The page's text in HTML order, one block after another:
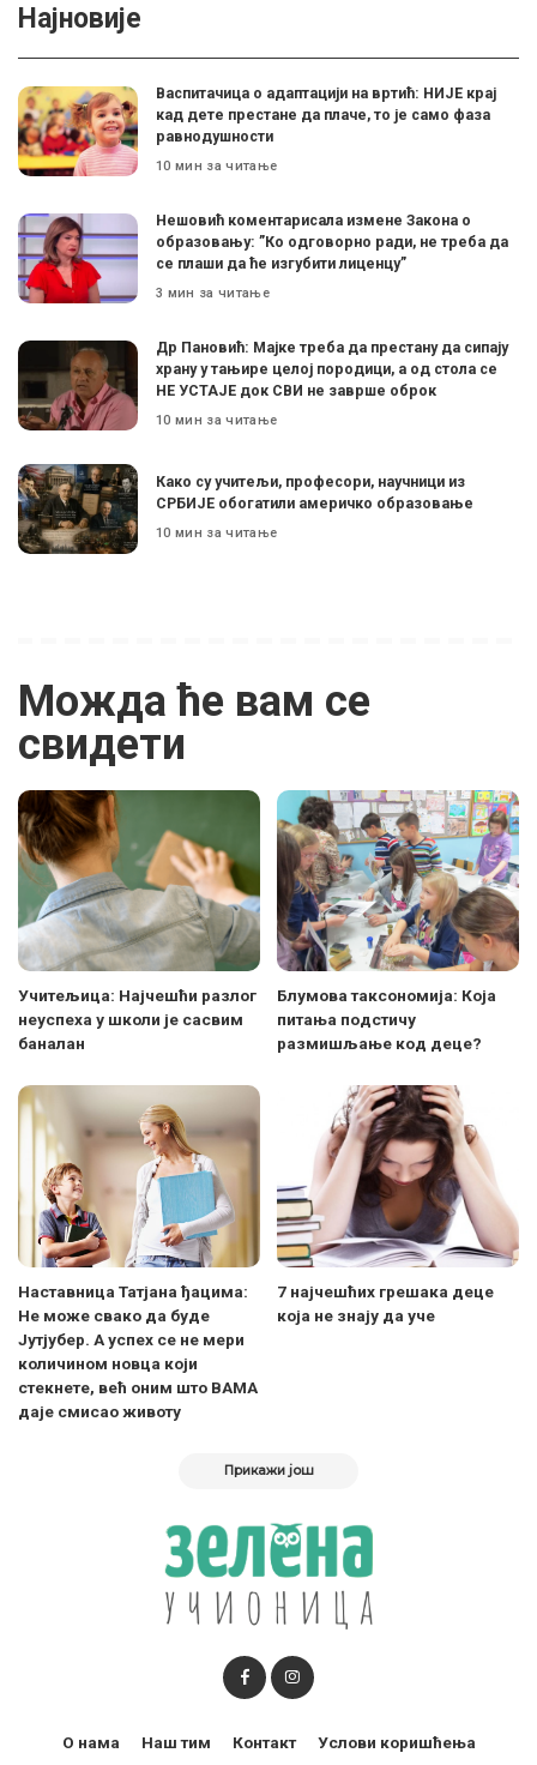
Најновије
Васпитачица о адаптацији на вртић: НИЈЕ крај
кад дете престане да плаче, то је само фаза
равнодушности
10 мин за читање
Нешовић коментарисала измене Закона о
образовању: ”Ко одговорно ради, не треба да
се плаши да ће изгубити лиценцу”
3 мин за читање
Др Пановић: Мајке треба да престану да сипају
храну у тањире целој породици, а од стола се
НЕ УСТАЈЕ док СВИ не заврше оброк
10 мин за читање
Како су учитељи, професори, научници из
СРБИЈЕ обогатили америчко образовање
10 мин за читање
Можда ће вам се
свидети
Учитељица: Најчешћи разлог
неуспеха у школи је сасвим
баналан
Блумова таксономија: Која
питања подстичу
размишљање код деце?
Наставница Татјана ђацима:
Не може свако да буде
Јутјубер. A успех се не мери
количином новца који
стекнете, већ оним што ВАМА
даје смисао животу
7 најчешћих грешака деце
која не знају да уче
Прикажи још
О нама Наш тим Контакт Услови коришћења